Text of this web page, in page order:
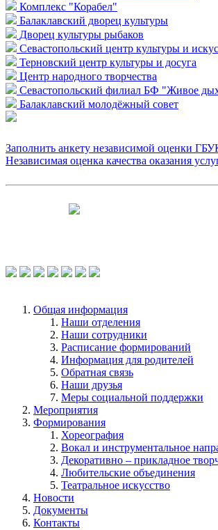
Комплекс "Корабел"
Балаклавский дворец культуры
Дворец культуры рыбаков
Севастопольский центр культуры и
Терновский центр культуры и досуга
Центр народного творчества
Севастопольский филиал БФ "Живое
Балаклавский молодёжный совет
Заполнить анкету независимой оценки
Независимая оценка качества оказания
Общая информация
Наши отделения
Наши сотрудники
Расписание формирований
Информация для родителей
Обратная связь
Наши друзья
Меры социальной поддержки
Мероприятия
Формирования
Хореография
Вокал и инструментальное
Декоративно – прикладное
Любительские объединения
Театральное искусство
Новости
Документы
Контакты